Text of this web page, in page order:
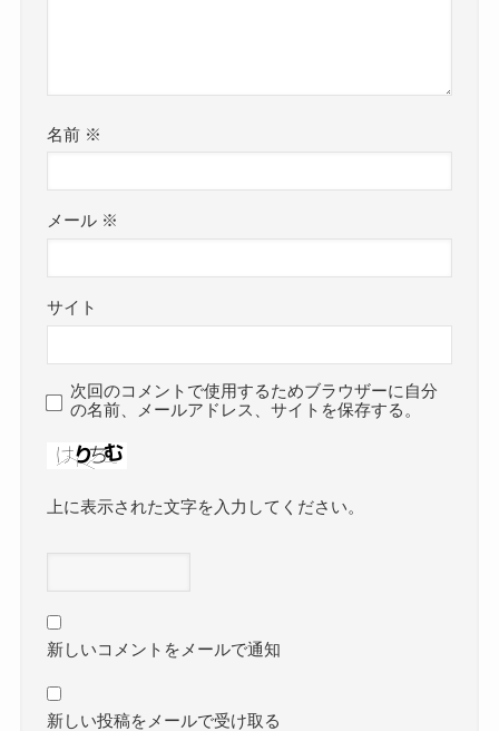
名前 ※
メール ※
サイト
次回のコメントで使用するためブラウザーに自分
の名前、メールアドレス、サイトを保存する。
上に表示された文字を入力してください。
新しいコメントをメールで通知
新しい投稿をメールで受け取る